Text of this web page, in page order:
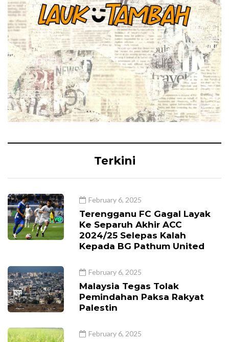
Terkini
February 6, 2025
Terengganu FC Gagal Layak
Ke Separuh Akhir ACC
2024/25 Selepas Kalah
Kepada BG Pathum United
February 6, 2025
Malaysia Tegas Tolak
Pemindahan Paksa Rakyat
Palestin
February 6, 2025